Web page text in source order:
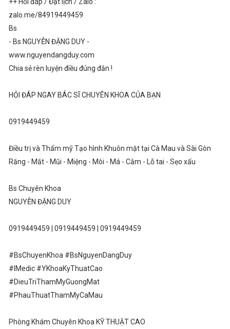
zalo.me/84919449459
Bs
- Bs NGUYỄN ĐẶNG DUY -
www.nguyendangduy.com
Chia sẻ rèn luyện điều đúng đắn !
HỎI ĐÁP NGAY BÁC SĨ CHUYÊN KHOA CỦA BẠN
0919449459
Điều trị và Thẩm mỹ Tạo hình Khuôn mặt tại Cà Mau và Sài Gòn
Răng - Mắt - Mũi - Miệng - Môi - Má - Cằm - Lỗ tai - Sẹo xấu
Bs Chuyên Khoa
NGUYỄN ĐẶNG DUY
0919449459 | 0919449459 | 0919449459
#BsChuyenKhoa #BsNguyenDangDuy
#IMedic #YKhoaKyThuatCao
#DieuTriThamMyGuongMat
#PhauThuatThamMyCaMau
Phòng Khám Chuyên Khoa KỸ THUẬT CAO